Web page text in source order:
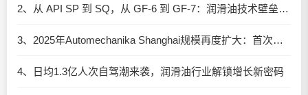
2、从 API SP 到 SQ，从 GF-6 到 GF-7：润滑油技术壁垒再升高，你准备好了吗？
3、2025年Automechanika Shanghai规模再度扩大：首次启用国家会展中心（上海）全部15个展馆
4、日均1.3亿人次自驾潮来袭，润滑油行业解锁增长新密码​